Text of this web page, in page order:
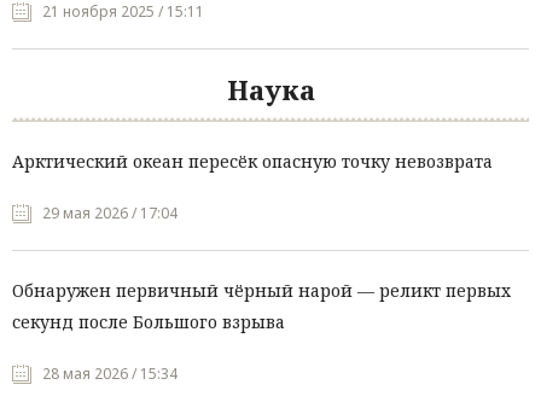
21 ноября 2025 / 15:11
Наука
Арктический океан пересёк опасную точку невозврата
29 мая 2026 / 17:04
Обнаружен первичный чёрный нарой — реликт первых
секунд после Большого взрыва
28 мая 2026 / 15:34